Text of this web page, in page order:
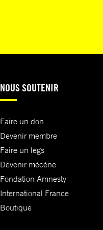
NOUS SOUTENIR
Faire un don
Devenir membre
Faire un legs
Devenir mécène
Fondation Amnesty
International France
Boutique